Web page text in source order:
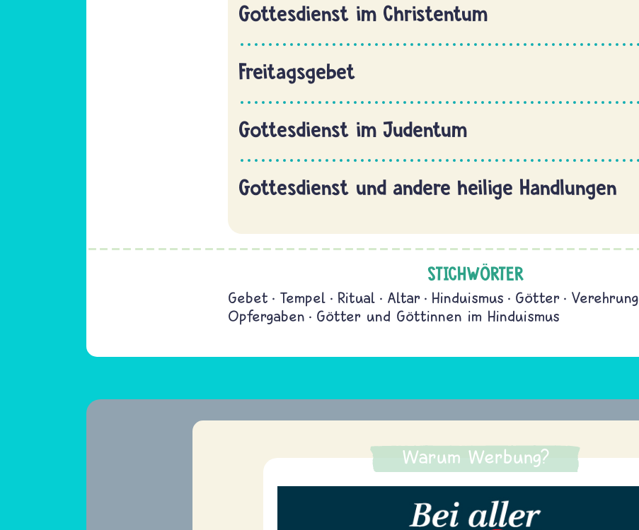
Gottesdienst im Christentum
Freitagsgebet
Gottesdienst im Judentum
Gottesdienst und andere heilige Handlungen
STICHWÖRTER
Gebet Tempel Ritual Altar Hinduismus Götter Verehrung
Opfergaben
Götter und Göttinnen im Hinduismus
Warum Werbung?